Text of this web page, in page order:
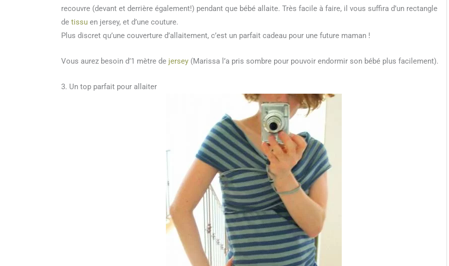
recouvre (devant et derrière également!) pendant que bébé allaite. Très facile à faire, il vous suffira d’un rectangle
de tissu en jersey, et d’une couture.
Plus discret qu’une couverture d’allaitement, c’est un parfait cadeau pour une future maman !
Vous aurez besoin d’1 mètre de jersey (Marissa l’a pris sombre pour pouvoir endormir son bébé plus facilement).
3. Un top parfait pour allaiter